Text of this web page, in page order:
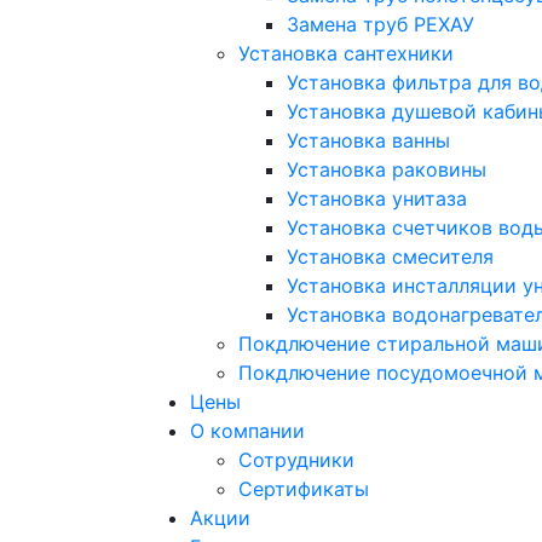
Замена труб РЕХАУ
Установка сантехники
Установка фильтра для
Установка душевой
Установка ванны
Установка раковины
Установка унитаза
Установка счетчиков
Установка смесителя
Установка инсталляции
Установка
Покдлючение стиральной
Покдлючение посудомоечной
Цены
О компании
Сотрудники
Сертификаты
Акции